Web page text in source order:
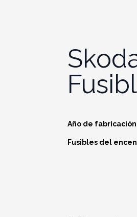
Año de
Fusibles del